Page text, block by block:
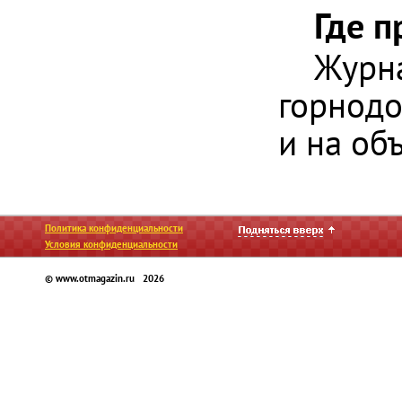
Где
и на
Политика конфиденциальности
Условия конфиденциальности
© www.otmagazin.ru 2026